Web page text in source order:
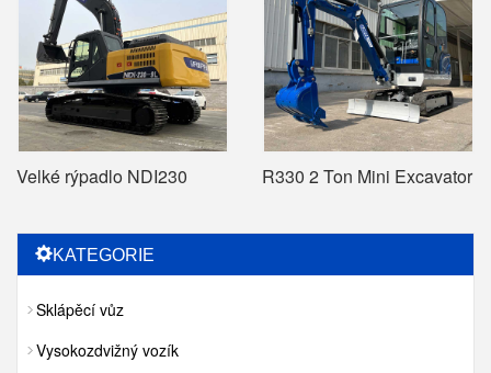
Velké rýpadlo NDI230 R330 2 Ton Mini Excavator
KATEGORIE
Sklápěcí vůz
Vysokozdvižný vozík